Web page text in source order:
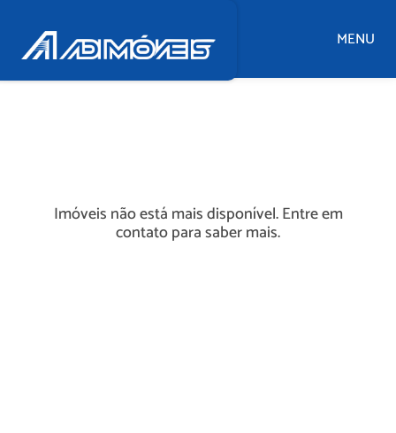
MENU
Imóveis não está mais disponível. Entre em
contato para saber mais.